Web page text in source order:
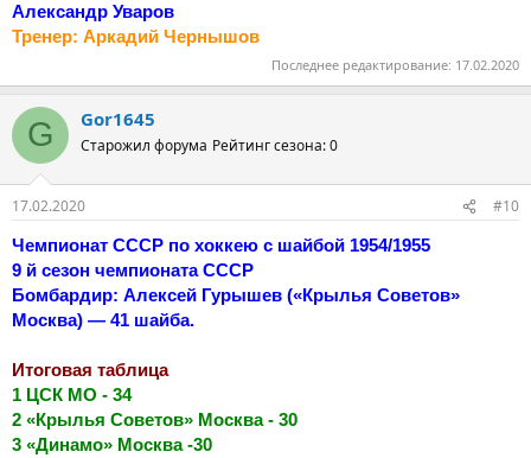
Александр Уваров
Тренер: Аркадий Чернышов
Последнее редактирование: 17.02.2020
G Gor1645
Старожил форума Рейтинг сезона: 0
17.02.2020
#10
Чемпионат СССР по хоккею с шайбой 1954/1955
9 й сезон чемпионата СССР
Бомбардир: Алексей Гурышев («Крылья Советов»
Москва) — 41 шайба.
Итоговая таблица
1 ЦСК МО - 34
2 «Крылья Советов» Москва - 30
3 «Динамо» Москва -30